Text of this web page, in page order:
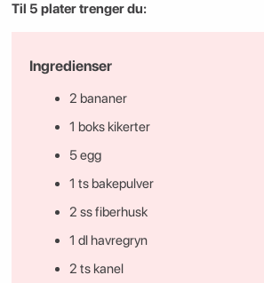
Til 5 plater trenger du:
Ingredienser
2 bananer
1 boks kikerter
5 egg
1 ts bakepulver
2 ss fiberhusk
1 dl havregryn
2 ts kanel